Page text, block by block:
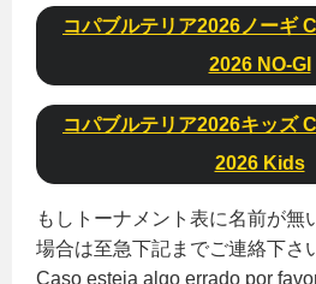
コパブルテリア2026ノーギ
2026 NO-GI
コパブルテリア2026キッズ
2026 Kids
もしトーナメント表に名前が無
場合は至急下記までご連絡下さ
Caso esteja algo errado por